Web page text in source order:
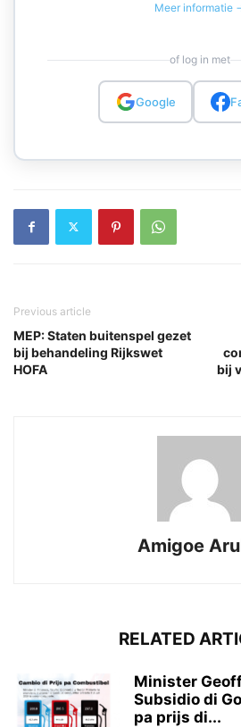
Meer informatie
of log in met
Google
Previous article
MEP: Staten buitenspel gezet
bij behandeling Rijkswet
HOFA
bij
Amigoe
RELATED
Minister
Subsidio di
pa prijs di...